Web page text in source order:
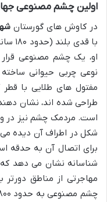
اولین چشم مصنوعی
در کاوش های گورستان
با
او، یک چشم مصنوعی
نوعی چربی حیوانی
مفتول های طلایی با
طراحی شده اند، نشان
است. مردمک چشم نیز در
شکل در اطراف آن دیده
برای اتصال آن به حدقه
شناسانه نشان می دهد که
مهاجرتی از مناطق